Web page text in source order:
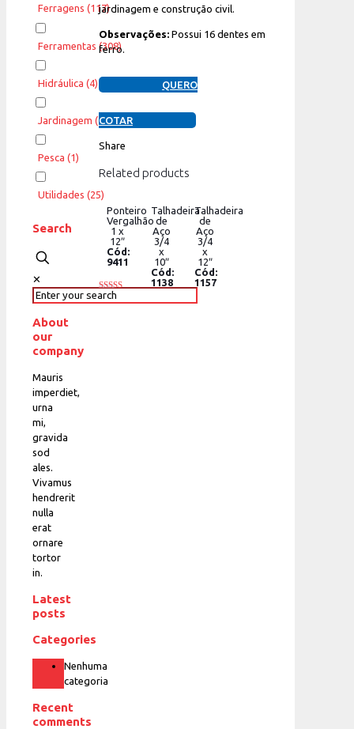
jardinagem e construção civil.
Observações:Possui 16 dentes em
ferro.
QUERO
COTAR
Share
Related products
Ponteiro
Vergalhão
1 x
12″
Cód:
9411
Rated
4.00
Talhadeira
de
Aço
3/4
x
10″
Cód:
1138
Talhadeira
de
Aço
3/4
x
12″
Cód:
1157
Ferragens (117)
Ferramentas (308)
Hidráulica (4)
Jardinagem (11)
Pesca (1)
Utilidades (25)
Search
✕
About
our
company
Mauris
imperdiet,
urna
mi,
gravida
sod
ales.
Vivamus
hendrerit
nulla
erat
ornare
tortor
in.
Latest
posts
Categories
Nenhuma
categoria
Recent
comments